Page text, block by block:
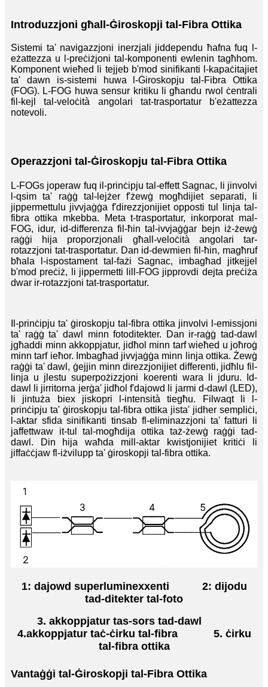
Introduzzjoni għall-Ġiroskopji tal-Fibra Ottika
Sistemi ta' navigazzjoni inerzjali jiddependu ħafna fuq l-
eżattezza u l-preċiżjoni tal-komponenti ewlenin tagħhom.
Komponent wieħed li tejjeb b'mod sinifikanti l-kapaċitajiet
ta' dawn is-sistemi huwa l-Ġiroskopju tal-Fibra Ottika
(FOG). L-FOG huwa sensur kritiku li għandu rwol ċentrali
fil-kejl tal-veloċità angolari tat-trasportatur b'eżattezza
notevoli.
Operazzjoni tal-Ġiroskopju tal-Fibra Ottika
L-FOGs joperaw fuq il-prinċipju tal-effett Sagnac, li jinvolvi
l-qsim ta' raġġ tal-lejżer f'żewġ mogħdijiet separati, li
jippermettulu jivvjaġġa f'direzzjonijiet opposti tul linja tal-
fibra ottika mkebba. Meta t-trasportatur, inkorporat mal-
FOG, idur, id-differenza fil-ħin tal-ivvjaġġar bejn iż-żewġ
raġġi hija proporzjonali għall-veloċità angolari tar-
rotazzjoni tat-trasportatur. Dan id-dewmien fil-ħin, magħruf
bħala l-ispostament tal-fażi Sagnac, imbagħad jitkejjel
b'mod preċiż, li jippermetti lill-FOG jipprovdi dejta preċiża
dwar ir-rotazzjoni tat-trasportatur.
Il-prinċipju ta' ġiroskopju tal-fibra ottika jinvolvi l-emissjoni
ta' raġġ ta' dawl minn fotoditekter. Dan ir-raġġ tad-dawl
jgħaddi minn akkoppjatur, jidħol minn tarf wieħed u joħroġ
minn tarf ieħor. Imbagħad jivvjaġġa minn linja ottika. Żewġ
raġġi ta' dawl, ġejjin minn direzzjonijiet differenti, jidħlu fil-
linja u jlestu superpożizzjoni koerenti wara li jduru. Id-
dawl li jirritorna jerġa' jidħol f'dajowd li jarmi d-dawl (LED),
li jintuża biex jiskopri l-intensità tiegħu. Filwaqt li l-
prinċipju ta' ġiroskopju tal-fibra ottika jista' jidher sempliċi,
l-aktar sfida sinifikanti tinsab fl-eliminazzjoni ta' fatturi li
jaffettwaw it-tul tal-mogħdija ottika taż-żewġ raġġi tad-
dawl. Din hija waħda mill-aktar kwistjonijiet kritiċi li
jiffaċċjaw fl-iżvilupp ta' ġiroskopji tal-fibra ottika.
1: dajowd superluminexxenti
2: dijodu
tad-ditekter tal-foto
3. akkoppjatur tas-sors tad-dawl
4.akkoppjatur taċ-ċirku tal-fibra
5. ċirku
tal-fibra ottika
Vantaġġi tal-Ġiroskopji tal-Fibra Ottika